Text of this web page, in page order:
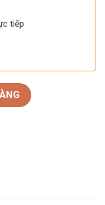
tiếp
Du-Pape Rouge số